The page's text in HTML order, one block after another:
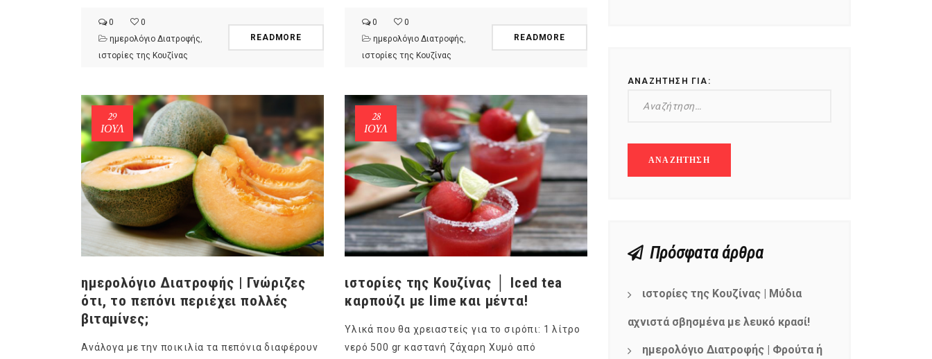
0
0
ημερολόγιο Διατροφής,
ιστορίες της Κουζίνας
READMORE
0
0
ημερολόγιο Διατροφής,
ιστορίες της Κουζίνας
READMORE
29
ΙΟΎΛ
ημερολόγιο Διατροφής | Γνώριζες
ότι, το πεπόνι περιέχει πολλές
βιταμίνες;
Ανάλογα με την ποικιλία τα πεπόνια διαφέρουν
28
ΙΟΎΛ
ιστορίες της Κουζίνας │ Iced tea
καρπούζι με lime και μέντα!
Υλικά που θα χρειαστείς για το σιρόπι: 1 λίτρο
νερό 500 gr καστανή ζάχαρη Χυμό από
ΑΝΑΖΉΤΗΣΗ ΓΙΑ:
Πρόσφατα άρθρα
ιστορίες της Κουζίνας | Μύδια
αχνιστά σβησμένα με λευκό κρασί!
ημερολόγιο Διατροφής | Φρούτα ή